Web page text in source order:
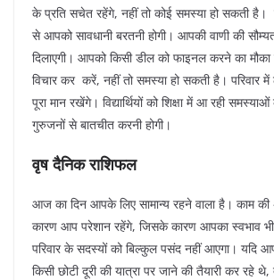
के प्रति सचेत रहेंगे, नहीं तो कोई समस्या हो सकती है।
से आपको सावधानी बरतनी होगी। आपकी वाणी की
दिलाएगी। आपको किसी डील को फाइनल करने का मौका
विचार कर करें, नहीं तो समस्या हो सकती है। परिवार
पूरा मान रखेंगे। विद्यार्थियों को शिक्षा में आ रही
गुरुजनों से बातचीत करनी होगी।
वृष दैनिक राशिफल
आज का दिन आपके लिए सामान्य रहने वाला है। काम
कारण आप परेशान रहेंगे, जिसके कारण आपका स्वभाव भी
परिवार के सदस्यों को बिल्कुल पसंद नहीं आएगा। यदि
किसी छोटी दूरी की यात्रा पर जाने की तैयारी कर रहे